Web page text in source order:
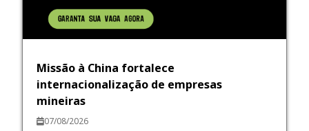
Missão à China fortalece
internacionalização de empresas
mineiras
07/08/2026